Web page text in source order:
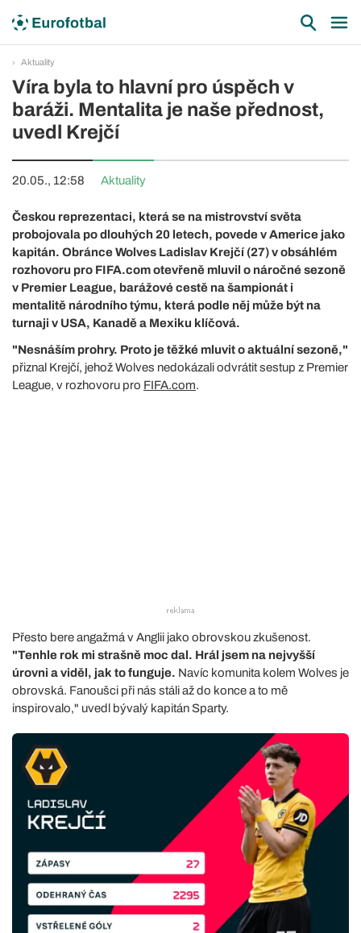
Aktuality
Víra byla to hlavní pro úspěch v
baráži. Mentalita je naše přednost,
uvedl Krejčí
20.05., 12:58 Aktuality
Českou reprezentaci, která se na mistrovství světa
probojovala po dlouhých 20 letech, povede v Americe jako
kapitán. Obránce Wolves Ladislav Krejčí (27) v obsáhlém
rozhovoru pro FIFA.com otevřeně mluvil o náročné sezoně
v Premier League, barážové cestě na šampionát i
mentalitě národního týmu, která podle něj může být na
turnaji v USA, Kanadě a Mexiku klíčová.
"Nesnáším prohry. Proto je těžké mluvit o aktuální sezoně,"
přiznal Krejčí, jehož Wolves nedokázali odvrátit sestup z Premier
League, v rozhovoru pro FIFA.com.
Přesto bere angažmá v Anglii jako obrovskou zkušenost.
"Tenhle rok mi strašně moc dal. Hrál jsem na nejvyšší
úrovni a viděl, jak to funguje. Navíc komunita kolem Wolves je
obrovská. Fanoušci při nás stáli až do konce a to mě
inspirovalo," uvedl bývalý kapitán Sparty.